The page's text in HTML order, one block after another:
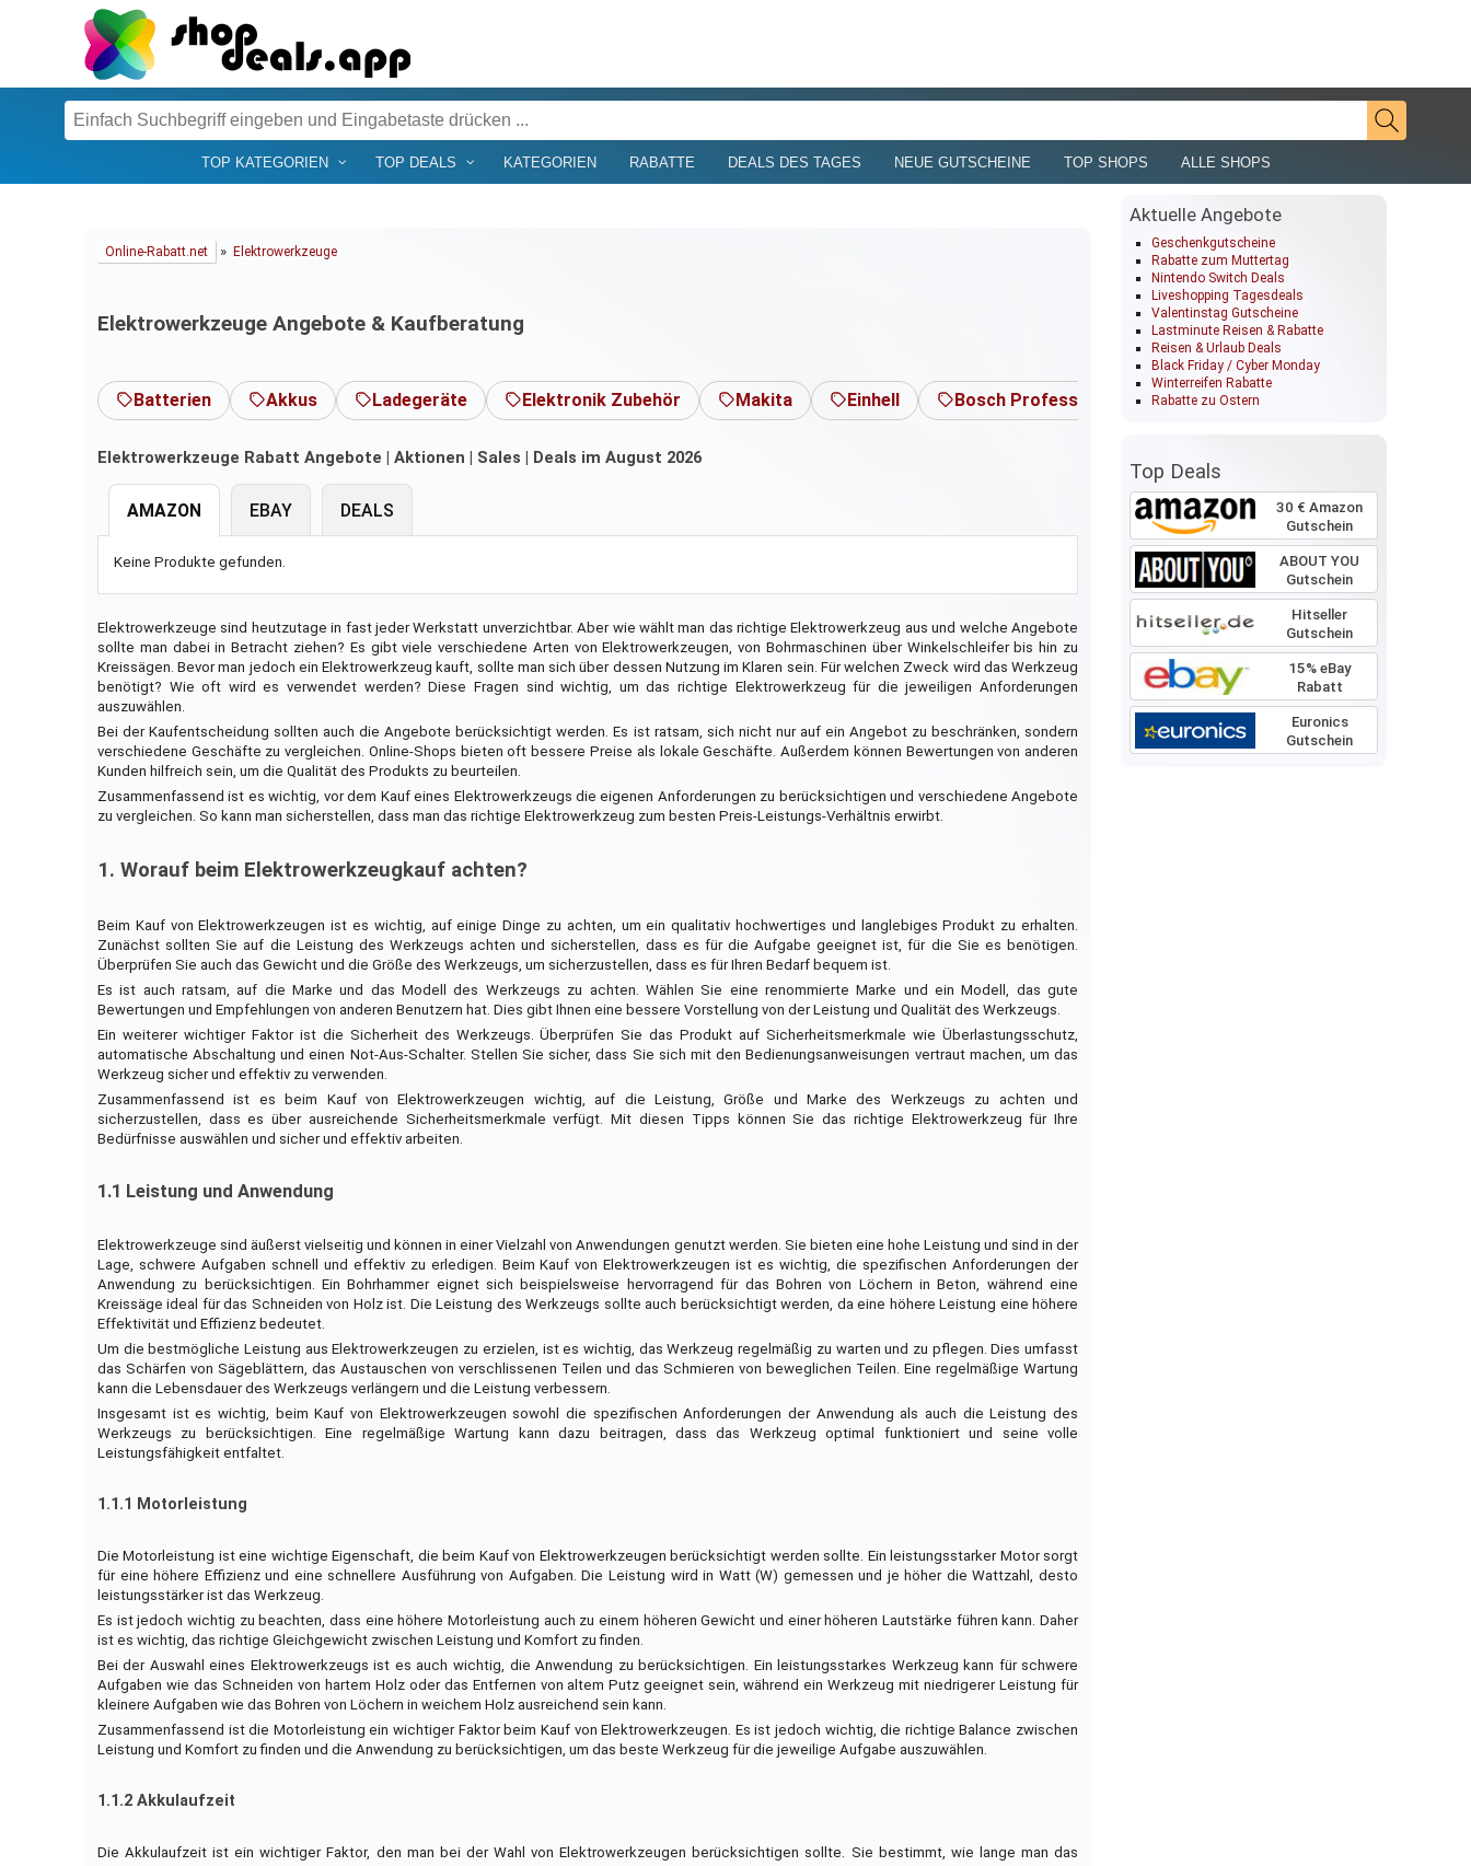
TOP KATEGORIEN TOP DEALS KATEGORIEN RABATTE DEALS DES TAGES NEUE GUTSCHEINE TOP SHOPS ALLE SHOPS
Online-Rabatt.net » Elektrowerkzeuge
Elektrowerkzeuge Angebote & Kaufberatung
Batterien Akkus Ladegeräte Elektronik Zubehör Makita Einhell Bosch Professional DeWalt
Elektrowerkzeuge Rabatt Angebote | Aktionen | Sales | Deals im August 2026
AMAZON
Keine Produkte gefunden.
EBAY DEALS
Elektrowerkzeuge sind heutzutage in fast jeder Werkstatt unverzichtbar. Aber wie wählt man das richtige Elektrowerkzeug aus und welche Angebote
sollte man dabei in Betracht ziehen? Es gibt viele verschiedene Arten von Elektrowerkzeugen, von Bohrmaschinen über Winkelschleifer bis hin zu
Kreissägen. Bevor man jedoch ein Elektrowerkzeug kauft, sollte man sich über dessen Nutzung im Klaren sein. Für welchen Zweck wird das Werkzeug
benötigt? Wie oft wird es verwendet werden? Diese Fragen sind wichtig, um das richtige Elektrowerkzeug für die jeweiligen Anforderungen
auszuwählen.
Bei der Kaufentscheidung sollten auch die Angebote berücksichtigt werden. Es ist ratsam, sich nicht nur auf ein Angebot zu beschränken, sondern
verschiedene Geschäfte zu vergleichen. Online-Shops bieten oft bessere Preise als lokale Geschäfte. Außerdem können Bewertungen von anderen
Kunden hilfreich sein, um die Qualität des Produkts zu beurteilen.
Zusammenfassend ist es wichtig, vor dem Kauf eines Elektrowerkzeugs die eigenen Anforderungen zu berücksichtigen und verschiedene Angebote
zu vergleichen. So kann man sicherstellen, dass man das richtige Elektrowerkzeug zum besten Preis-Leistungs-Verhältnis erwirbt.
1. Worauf beim Elektrowerkzeugkauf achten?
Beim Kauf von Elektrowerkzeugen ist es wichtig, auf einige Dinge zu achten, um ein qualitativ hochwertiges und langlebiges Produkt zu erhalten.
Zunächst sollten Sie auf die Leistung des Werkzeugs achten und sicherstellen, dass es für die Aufgabe geeignet ist, für die Sie es benötigen.
Überprüfen Sie auch das Gewicht und die Größe des Werkzeugs, um sicherzustellen, dass es für Ihren Bedarf bequem ist.
Es ist auch ratsam, auf die Marke und das Modell des Werkzeugs zu achten. Wählen Sie eine renommierte Marke und ein Modell, das gute
Bewertungen und Empfehlungen von anderen Benutzern hat. Dies gibt Ihnen eine bessere Vorstellung von der Leistung und Qualität des Werkzeugs.
Ein weiterer wichtiger Faktor ist die Sicherheit des Werkzeugs. Überprüfen Sie das Produkt auf Sicherheitsmerkmale wie Überlastungsschutz,
automatische Abschaltung und einen Not-Aus-Schalter. Stellen Sie sicher, dass Sie sich mit den Bedienungsanweisungen vertraut machen, um das
Werkzeug sicher und effektiv zu verwenden.
Zusammenfassend ist es beim Kauf von Elektrowerkzeugen wichtig, auf die Leistung, Größe und Marke des Werkzeugs zu achten und
sicherzustellen, dass es über ausreichende Sicherheitsmerkmale verfügt. Mit diesen Tipps können Sie das richtige Elektrowerkzeug für Ihre
Bedürfnisse auswählen und sicher und effektiv arbeiten.
1.1 Leistung und Anwendung
Elektrowerkzeuge sind äußerst vielseitig und können in einer Vielzahl von Anwendungen genutzt werden. Sie bieten eine hohe Leistung und sind in der
Lage, schwere Aufgaben schnell und effektiv zu erledigen. Beim Kauf von Elektrowerkzeugen ist es wichtig, die spezifischen Anforderungen der
Anwendung zu berücksichtigen. Ein Bohrhammer eignet sich beispielsweise hervorragend für das Bohren von Löchern in Beton, während eine
Kreissäge ideal für das Schneiden von Holz ist. Die Leistung des Werkzeugs sollte auch berücksichtigt werden, da eine höhere Leistung eine höhere
Effektivität und Effizienz bedeutet.
Um die bestmögliche Leistung aus Elektrowerkzeugen zu erzielen, ist es wichtig, das Werkzeug regelmäßig zu warten und zu pflegen. Dies umfasst
das Schärfen von Sägeblättern, das Austauschen von verschlissenen Teilen und das Schmieren von beweglichen Teilen. Eine regelmäßige Wartung
kann die Lebensdauer des Werkzeugs verlängern und die Leistung verbessern.
Insgesamt ist es wichtig, beim Kauf von Elektrowerkzeugen sowohl die spezifischen Anforderungen der Anwendung als auch die Leistung des
Werkzeugs zu berücksichtigen. Eine regelmäßige Wartung kann dazu beitragen, dass das Werkzeug optimal funktioniert und seine volle
Leistungsfähigkeit entfaltet.
1.1.1 Motorleistung
Die Motorleistung ist eine wichtige Eigenschaft, die beim Kauf von Elektrowerkzeugen berücksichtigt werden sollte. Ein leistungsstarker Motor sorgt
für eine höhere Effizienz und eine schnellere Ausführung von Aufgaben. Die Leistung wird in Watt (W) gemessen und je höher die Wattzahl, desto
leistungsstärker ist das Werkzeug.
Es ist jedoch wichtig zu beachten, dass eine höhere Motorleistung auch zu einem höheren Gewicht und einer höheren Lautstärke führen kann. Daher
ist es wichtig, das richtige Gleichgewicht zwischen Leistung und Komfort zu finden.
Bei der Auswahl eines Elektrowerkzeugs ist es auch wichtig, die Anwendung zu berücksichtigen. Ein leistungsstarkes Werkzeug kann für schwere
Aufgaben wie das Schneiden von hartem Holz oder das Entfernen von altem Putz geeignet sein, während ein Werkzeug mit niedrigerer Leistung für
kleinere Aufgaben wie das Bohren von Löchern in weichem Holz ausreichend sein kann.
Zusammenfassend ist die Motorleistung ein wichtiger Faktor beim Kauf von Elektrowerkzeugen. Es ist jedoch wichtig, die richtige Balance zwischen
Leistung und Komfort zu finden und die Anwendung zu berücksichtigen, um das beste Werkzeug für die jeweilige Aufgabe auszuwählen.
1.1.2 Akkulaufzeit
Die Akkulaufzeit ist ein wichtiger Faktor, den man bei der Wahl von Elektrowerkzeugen berücksichtigen sollte. Sie bestimmt, wie lange man das
Aktuelle Angebote
Geschenkgutscheine
Rabatte zum Muttertag
Nintendo Switch Deals
Liveshopping Tagesdeals
Valentinstag Gutscheine
Lastminute Reisen & Rabatte
Reisen & Urlaub Deals
Black Friday / Cyber Monday
Winterreifen Rabatte
Rabatte zu Ostern
Top Deals
30 € Amazon
Gutschein
ABOUT YOU
Gutschein
Hitseller
Gutschein
15% eBay
Rabatt
Euronics
Gutschein